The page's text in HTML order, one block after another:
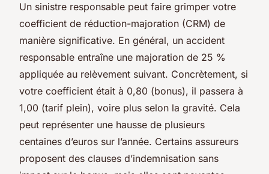
Un sinistre responsable peut faire grimper votre
coefficient de réduction-majoration (CRM) de
manière significative. En général, un accident
responsable entraîne une majoration de 25 %
appliquée au relèvement suivant. Concrètement, si
votre coefficient était à 0,80 (bonus), il passera à
1,00 (tarif plein), voire plus selon la gravité. Cela
peut représenter une hausse de plusieurs
centaines d’euros sur l’année. Certains assureurs
proposent des clauses d’indemnisation sans